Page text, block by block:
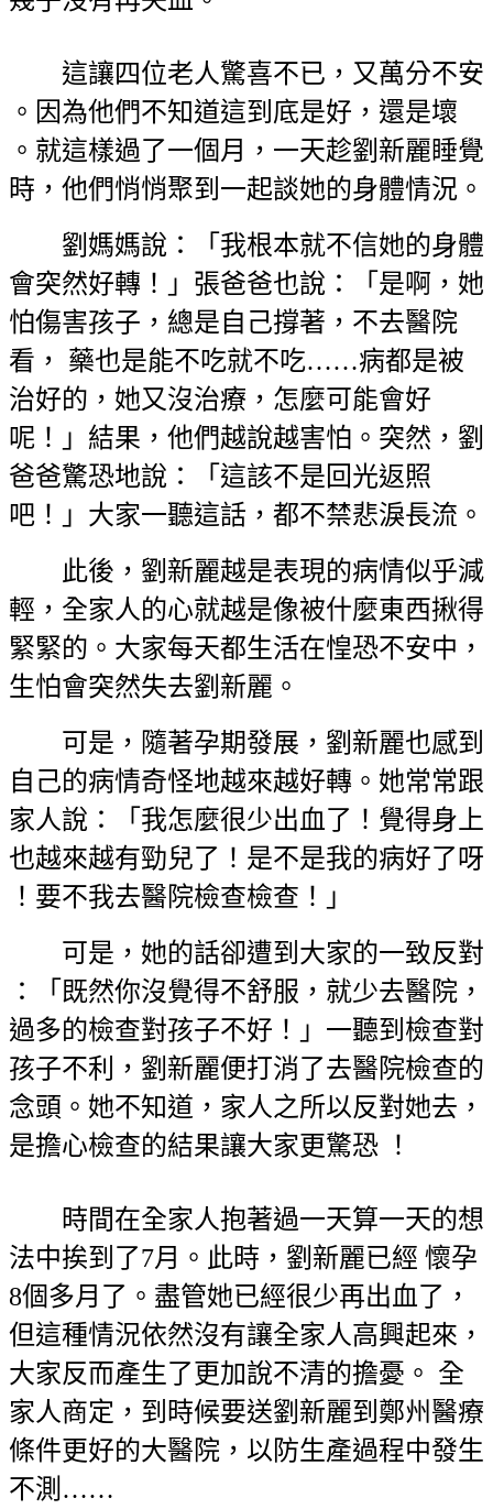
這讓四位老人驚喜不已，又萬分不安
。因為他們不知道這到底是好，還是壞
。就這樣過了一個月，一天趁劉新麗睡覺
時，他們悄悄聚到一起談她的身體情況。
劉媽媽說：「我根本就不信她的身體
會突然好轉！」張爸爸也說：「是啊，她
怕傷害孩子，總是自己撐著，不去醫院
看， 藥也是能不吃就不吃……病都是被
治好的，她又沒治療，怎麼可能會好
呢！」結果，他們越說越害怕。突然，劉
爸爸驚恐地說：「這該不是回光返照
吧！」大家一聽這話，都不禁悲淚長流。
此後，劉新麗越是表現的病情似乎減
輕，全家人的心就越是像被什麼東西揪得
緊緊的。大家每天都生活在惶恐不安中，
生怕會突然失去劉新麗。
可是，隨著孕期發展，劉新麗也感到
自己的病情奇怪地越來越好轉。她常常跟
家人說：「我怎麼很少出血了！覺得身上
也越來越有勁兒了！是不是我的病好了呀
！要不我去醫院檢查檢查！」
可是，她的話卻遭到大家的一致反對
：「既然你沒覺得不舒服，就少去醫院，
過多的檢查對孩子不好！」一聽到檢查對
孩子不利，劉新麗便打消了去醫院檢查的
念頭。她不知道，家人之所以反對她去，
是擔心檢查的結果讓大家更驚恐 ！
時間在全家人抱著過一天算一天的想
法中挨到了7月。此時，劉新麗已經 懷孕
8個多月了。盡管她已經很少再出血了，
但這種情況依然沒有讓全家人高興起來，
大家反而產生了更加說不清的擔憂。 全
家人商定，到時候要送劉新麗到鄭州醫療
條件更好的大醫院，以防生產過程中發生
不測……